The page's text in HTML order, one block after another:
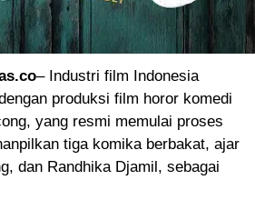
– Industri film Indonesia
produksi film horor komedi
yang resmi memulai proses
tiga komika berbakat, ajar
dan Randhika Djamil, sebagai